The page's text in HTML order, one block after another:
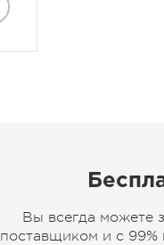
Вы всегда можете
поставщиком и с 99%